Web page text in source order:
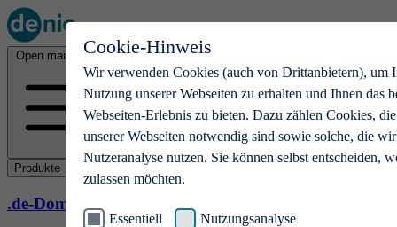
Cookie-Hinweis
Wir verwenden Cookies (auch von Drittanbietern), um
Nutzung unserer Webseiten zu erhalten und Ihnen das
Webseiten-Erlebnis zu bieten. Dazu zählen Cookies,
unserer Webseiten notwendig sind sowie solche, die
Nutzeranalyse nutzen. Sie können selbst entscheiden,
zulassen möchten.
Essentiell Nutzungsanalyse
Open main menu
Produkte
.de-Domains